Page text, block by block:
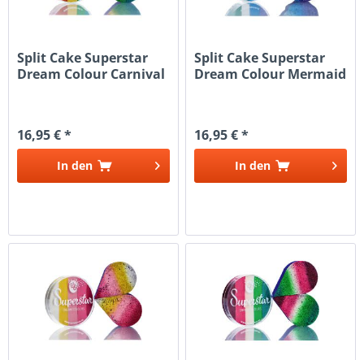
Split Cake Superstar
Dream Colour Carnival
16,95 € *
In den
Split Cake Superstar
Dream Colour Mermaid
16,95 € *
In den